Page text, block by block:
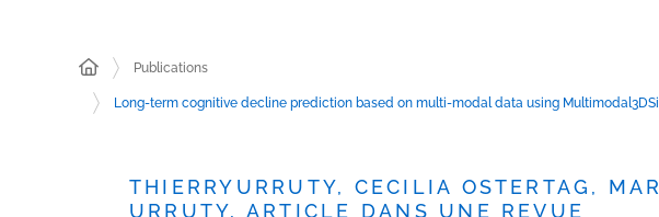
Publications
Long-term cognitive decline prediction based on multi-modal data using
THIERRYURRUTY, CECILIA OSTERTAG,
URRUTY, ARTICLE DANS UNE REVUE